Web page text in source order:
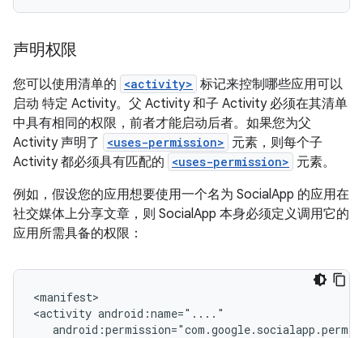
声明权限
您可以使用清单的 <activity> 标记来控制哪些应用可以
启动 特定 Activity。父 Activity 和子 Activity 必须在其清单
中具有相同的权限，前者才能启动后者。如果您为父
Activity 声明了
<uses-permission> 元素，则每个子
Activity 都必须具有匹配的 <uses-permission> 元素。
例如，假设您的应用想要使用一个名为 SocialApp 的应用在
社交媒体上分享文章，则 SocialApp 本身必须定义调用它的
应用所需具备的权限：
<manifest>
<activity